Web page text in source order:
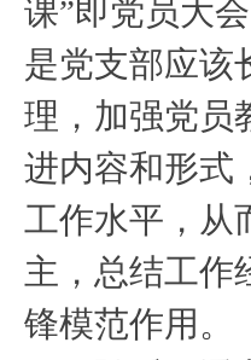
课”即党员大
是党支部应该
理，加强党员
进内容和形式
工作水平，从
主，总结工作
锋模范作用。